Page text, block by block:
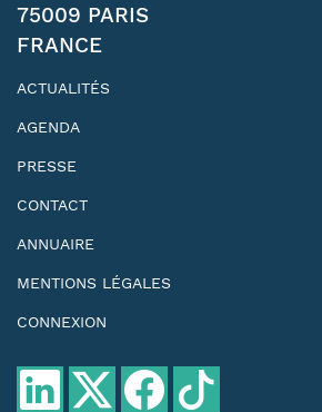
75009 PARIS
FRANCE
ACTUALITÉS
AGENDA
PRESSE
CONTACT
ANNUAIRE
MENTIONS LÉGALES
CONNEXION